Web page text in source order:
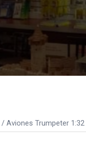
/ Aviones Trumpeter 1:32